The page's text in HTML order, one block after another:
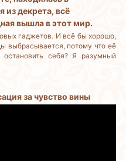
из декрета, всё
вышла в этот мир.
гаджетов. И всё бы хорошо,
выбрасывается, потому что её
себя? Я разумный
за чувство вины